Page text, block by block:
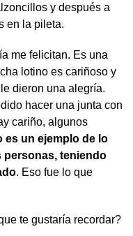
y después a
en la pileta.
me felicitan. Es una
lotino es cariñoso y
dieron una alegría.
hacer una junta con
cariño, algunos
es un ejemplo de lo
personas, teniendo
. Eso fue lo que
te gustaría recordar?